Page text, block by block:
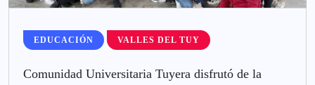
EDUCACIÓN VALLES DEL TUY
Comunidad Universitaria Tuyera disfrutó de la